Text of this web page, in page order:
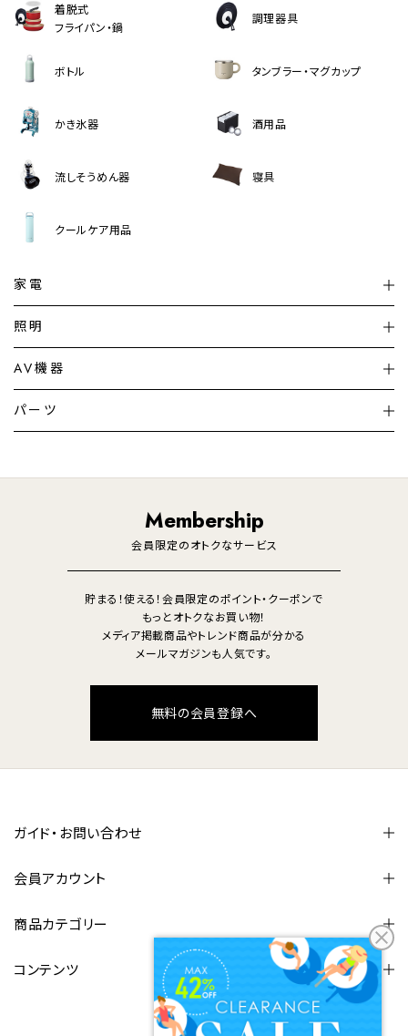
着脱式
フライパン・鍋
調理器具
ボトル タンブラー・マグカップ
かき氷器 酒用品
流しそうめん器 寝具
クールケア用品
家電
加湿器・空気清浄機
暖房機 掃除機
調理家電 生活家電
照明
シーリングライト
デスクライト
AV機器
テレビ
パーツ
Membership
会員限定のオトクなサービス
貯まる！使える！会員限定のポイント・クーポンで
もっとオトクなお買い物！
メディア掲載商品やトレンド商品が分かる
メールマガジンも人気です。
無料の会員登録へ
ガイド・お問い合わせ
会員アカウント
商品カテゴリー
コンテンツ
FOLLOW US